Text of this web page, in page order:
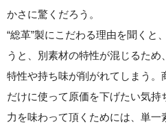
かさに驚くだろう。
“総革”製にこだわる理由を聞くと
うと、別素材の特性が混じるた
特性や持ち味が削がれてしまう。
だけに使って原価を下げたい気
力を味わって頂くためには、単